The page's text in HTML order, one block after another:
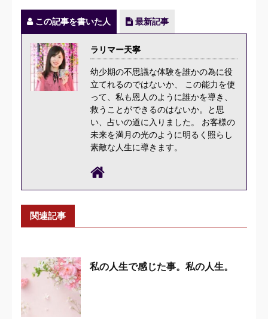
この記事を書いた人 最新記事
ラリマー天寧
幼少期の不思議な体験を誰かの為に役
立てれるのではないか、 この能力を使
って、私も恩人のように誰かを導き、
救うことができるのはないか。と思
い、占いの道に入りました。 お客様の
未来を満月の光のように明るく照らし
素敵な人生に導きます。
関連記事
私の人生で感じた事。私の人生。